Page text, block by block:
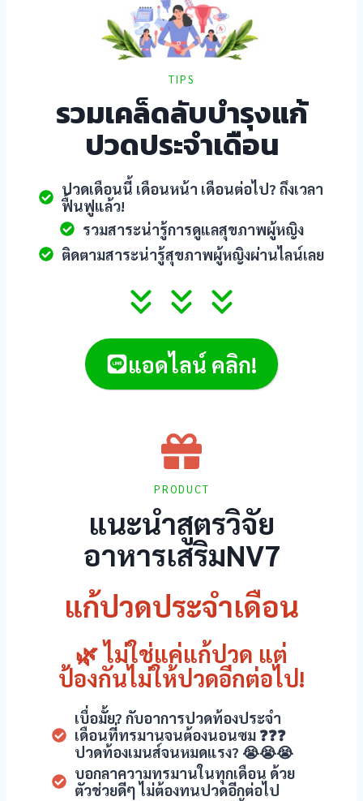
TIPS
รวมเคล็ดลับบำรุงแก้
ปวดประจำเดือน
ปวดเดือนนี้ เดือนหน้า เดือนต่อไป? ถึงเวลา
ฟื้นฟูแล้ว!
รวมสาระน่ารู้การดูแลสุขภาพผู้หญิง
ติดตามสาระน่ารู้สุขภาพผู้หญิงผ่านไลน์เลย
แอดไลน์ คลิก!
PRODUCT
แนะนำสูตรวิจัย
อาหารเสริมNV7
แก้ปวดประจำเดือน
🌿 ไม่ใช่แค่แก้ปวด แต่
ป้องกันไม่ให้ปวดอีกต่อไป!
เบื่อมั้ย? กับอาการปวดท้องประจำ
เดือนที่ทรมานจนต้องนอนซม ❓❓❓
ปวดท้องเมนส์จนหมดแรง? 😭😭😭
บอกลาความทรมานในทุกเดือน ด้วย
ตัวช่วยดีๆ ไม่ต้องทนปวดอีกต่อไป